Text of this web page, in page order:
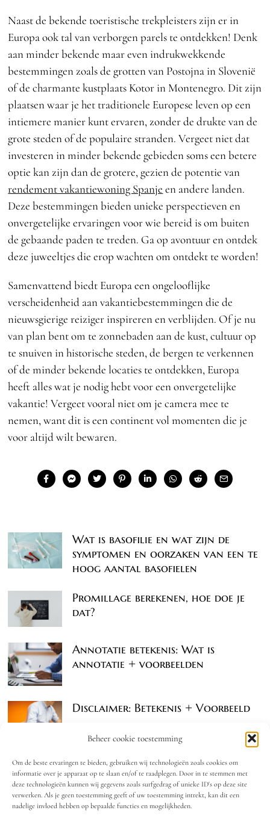
Beheer cookie toestemming
Om de beste ervaringen te bieden, gebruiken wij technologieën zoals cookies om
informatie over je apparaat op te slaan en/of te raadplegen. Door in te stemmen met
deze technologieën kunnen wij gegevens zoals surfgedrag of unieke ID's op deze site
verwerken. Als je geen toestemming geeft of uw toestemming intrekt, kan dit een
nadelige invloed hebben op bepaalde functies en mogelijkheden.
Naast de bekende toeristische trekpleisters zijn er in
Europa ook tal van verborgen parels te ontdekken! Denk
aan minder bekende maar even indrukwekkende
bestemmingen zoals de grotten van Postojna in Slovenië
of de charmante kustplaats Kotor in Montenegro. Dit zijn
plaatsen waar je het traditionele Europese leven op een
intiemere manier kunt ervaren, zonder de drukte van de
grote steden of de populaire stranden. Vergeet niet dat
investeren in minder bekende gebieden soms een betere
optie kan zijn dan de grotere, gezien de potentie van
rendement vakantiewoning Spanje en andere landen.
Deze bestemmingen bieden unieke perspectieven en
onvergetelijke ervaringen voor wie bereid is om buiten
de gebaande paden te treden. Ga op avontuur en ontdek
deze juweeltjes die erop wachten om ontdekt te worden!
Samenvattend biedt Europa een ongelooflijke
verscheidenheid aan vakantiebestemmingen die de
nieuwsgierige reiziger inspireren en verblijden. Of je nu
van plan bent om te zonnebaden aan de kust, cultuur op
te snuiven in historische steden, de bergen te verkennen
of de minder bekende locaties te ontdekken, Europa
heeft alles wat je nodig hebt voor een onvergetelijke
vakantie! Vergeet vooral niet om je camera mee te
nemen, want dit is een continent vol momenten die je
voor altijd wilt bewaren.
Wat is basofilie en wat zijn de
symptomen en oorzaken van een te
hoog aantal basofielen
Promillage berekenen, hoe doe je
dat?
Annotatie betekenis: Wat is
annotatie + voorbeelden
Disclaimer: Betekenis + Voorbeeld